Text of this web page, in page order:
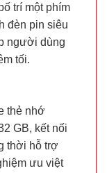
trí một phím
đèn pin siêu
người dùng
tối.
thẻ nhớ
GB, kết nối
thời hỗ trợ
ưu việt